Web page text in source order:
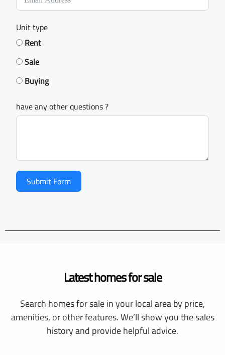
Unit type
Rent
Sale
Buying
have any other questions ?
Submit Form
Latest homes for sale
Search homes for sale in your local area by price,
amenities, or other features. We’ll show you the sales
history and provide helpful advice.